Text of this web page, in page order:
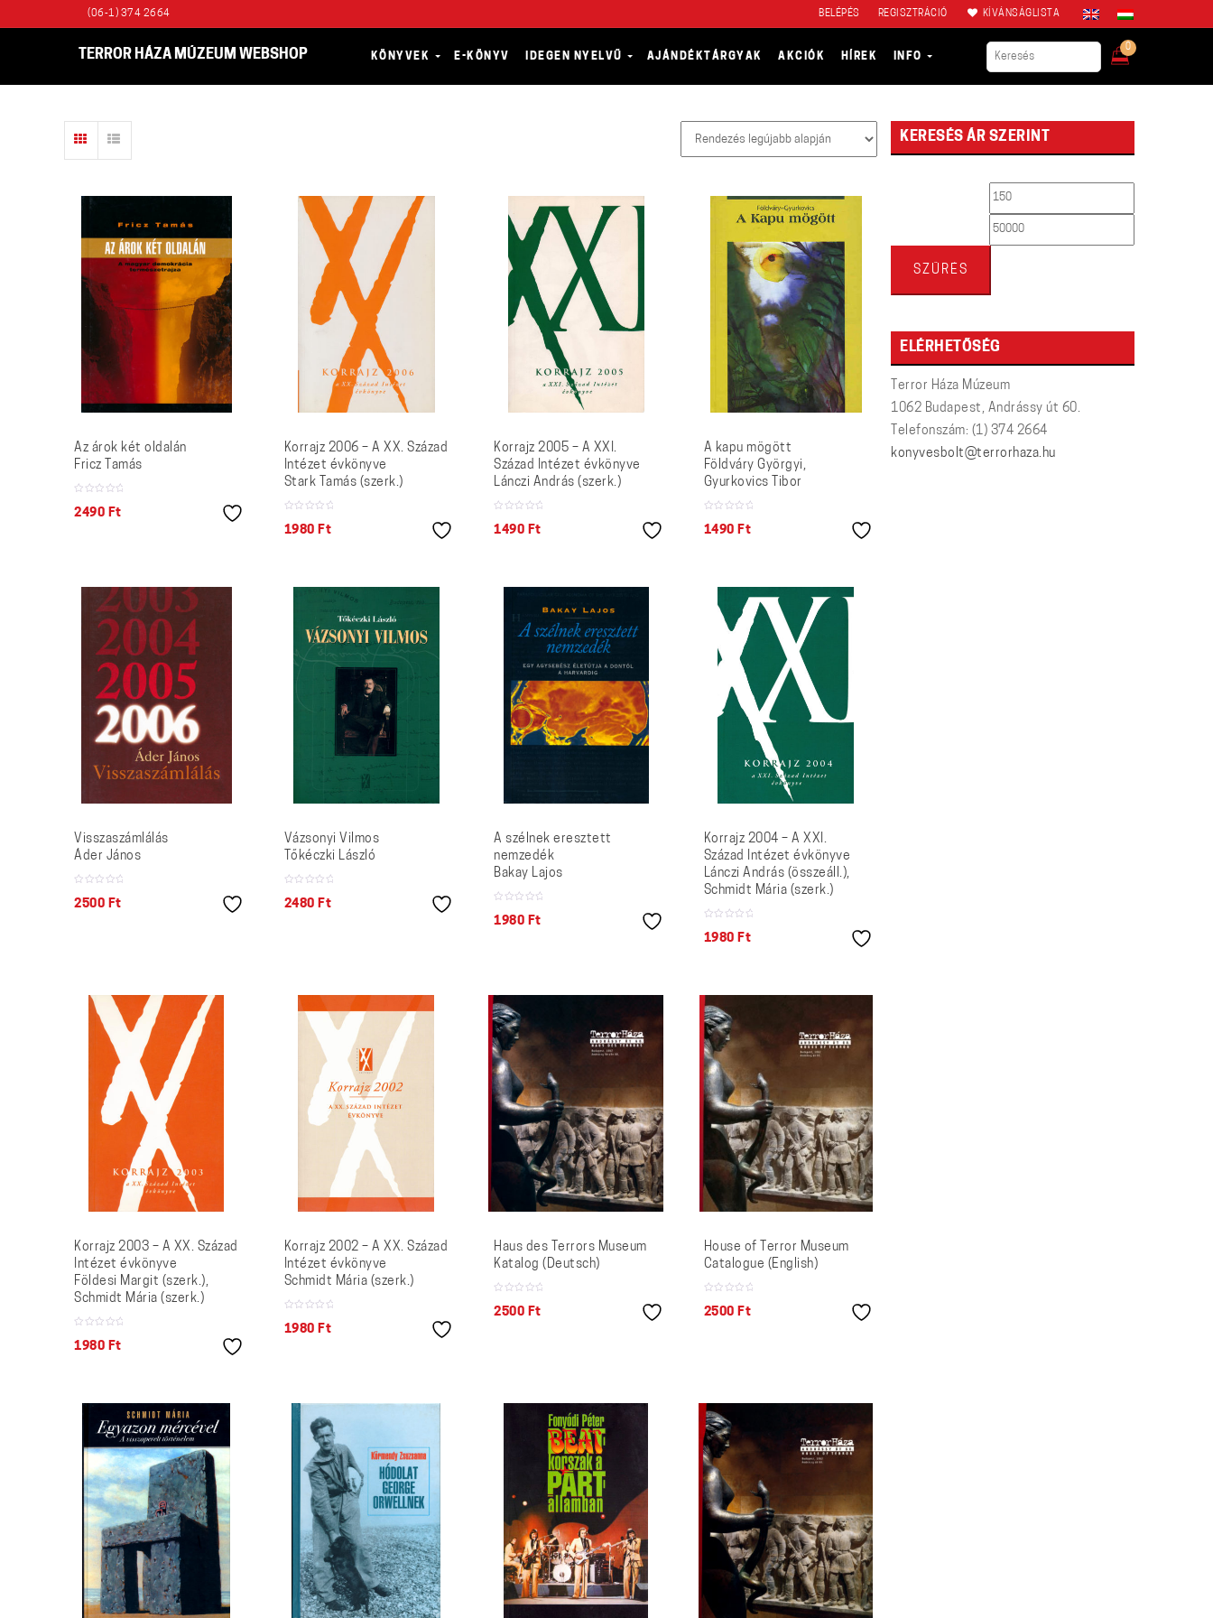
(06-1) 374 2664 BELÉPÉS REGISZTRÁCIÓ KÍVÁNSÁGLISTA
TERROR HÁZA MÚZEUM WEBSHOP KÖNYVEK E-KÖNYV IDEGEN NYELVŰ AJÁNDÉKTÁRGYAK AKCIÓK HÍREK INFO
0
Az árok két oldalán
Fricz Tamás
2490 Ft
Korrajz 2006 – A XX. Század
Intézet évkönyve
Stark Tamás (szerk.)
1980 Ft
Korrajz 2005 – A XXI.
Század Intézet évkönyve
Lánczi András (szerk.)
1490 Ft
A kapu mögött
Földváry Györgyi,
Gyurkovics Tibor
1490 Ft
Visszaszámlálás
Áder János
2500 Ft
Vázsonyi Vilmos
Tőkéczki László
2480 Ft
A szélnek eresztett
nemzedék
Bakay Lajos
1980 Ft
Korrajz 2004 – A XXI.
Század Intézet évkönyve
Lánczi András (összeáll.),
Schmidt Mária (szerk.)
1980 Ft
Korrajz 2003 – A XX. Század
Intézet évkönyve
Földesi Margit (szerk.),
Schmidt Mária (szerk.)
1980 Ft
Korrajz 2002 – A XX. Század
Intézet évkönyve
Schmidt Mária (szerk.)
1980 Ft
Haus des Terrors Museum
Katalog (Deutsch)
2500 Ft
House of Terror Museum
Catalogue (English)
2500 Ft
KERESÉS ÁR SZERINT
Min
SZŰRÉS
ELÉRHETŐSÉG
Terror Háza Múzeum
1062 Budapest, Andrássy út 60.
Telefonszám: (1) 374 2664
konyvesbolt@terrorhaza.hu